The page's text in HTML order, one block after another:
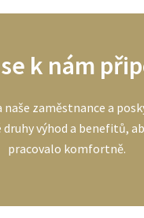
k nám
naše zaměstnance a
výhod a benefitů,
pracovalo komfortně.